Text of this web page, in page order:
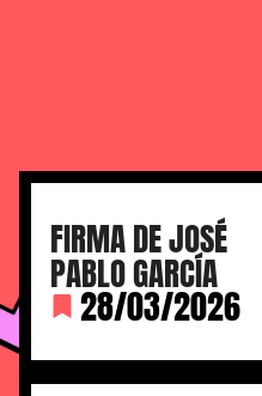
FIRMA DE JOSÉ
PABLO GARCÍA
28/03/2026